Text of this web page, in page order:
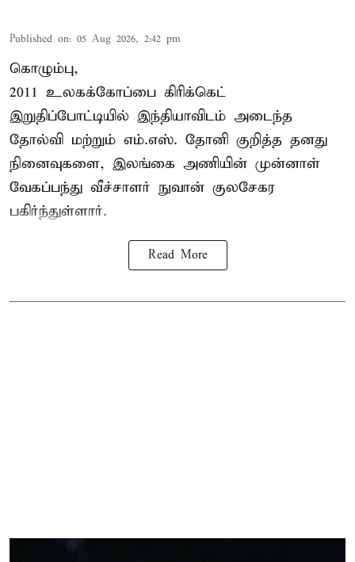
Published on: 05 Aug 2026, 2:42 pm
கொழும்பு,
2011 உலகக்கோப்பை கிரிக்கெட்
இறுதிப்போட்டியில் இந்தியாவிடம் அடைந்த
தோல்வி மற்றும் எம்.எஸ். தோனி குறித்த தனது
நினைவுகளை, இலங்கை அணியின் முன்னாள்
வேகப்பந்து வீச்சாளர் நுவான் குலசேகர
பகிர்ந்துள்ளார்.
Read More